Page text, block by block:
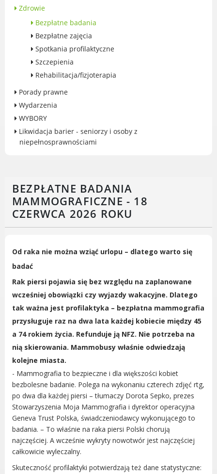
Przemysłowej
Śladami historii Lubonia
Gry miejskie
Kultura
Komenda Straży Miejskiej Miasta
Luboń
Komisariat Policji w Luboniu
LOSiR
Serwisy mapowe
Informator Miasta Luboń
Portal Mieszkańca. Aktualne informacje
Harmonogram dyżurów radnych
Komisje Rady Miasta Luboń
Terminarz spotkań komisji
Uchwały Rady Miasta Luboń
Młodzieżowa Rada Miasta Luboń
POZOSTAŁE
Państwowy Fundusz Rehabilitacji Osób
Niepełnosprawnych
Zakład Ubezpieczeń Społecznych
Poznańska Lokalna Organizacja
BEZPŁATNE BADANIA
MAMMOGRAFICZNE - 18
CZERWCA 2026 ROKU
Od raka nie można wziąć urlopu – dlatego warto się
badać
Rak piersi pojawia się bez względu na zaplanowane
wcześniej obowiązki czy wyjazdy wakacyjne. Dlatego
tak ważna jest profilaktyka – bezpłatna mammografia
przysługuje raz na dwa lata każdej kobiecie między 45
a 74 rokiem życia. Refunduje ją NFZ. Nie potrzeba na
nią skierowania. Mammobusy właśnie odwiedzają
kolejne miasta.
- Mammografia to bezpieczne i dla większości kobiet
bezbolesne badanie. Polega na wykonaniu czterech zdjęć rtg,
po dwa dla każdej piersi – tłumaczy Dorota Sepko, prezes
Stowarzyszenia Moja Mammografia i dyrektor operacyjna
Geneva Trust Polska, świadczeniodawcy wykonującego to
badania. – To właśnie na raka piersi Polski chorują
najczęściej. A wcześnie wykryty nowotwór jest najczęściej
całkowicie wyleczalny.
Skuteczność profilaktyki potwierdzają też dane statystyczne:
Zdrowie
Bezpłatne badania
Bezpłatne zajęcia
Spotkania profilaktyczne
Szczepienia
Rehabilitacja/fizjoterapia
Porady prawne
Wydarzenia
WYBORY
Likwidacja barier - seniorzy i osoby z
niepełnosprawnościami